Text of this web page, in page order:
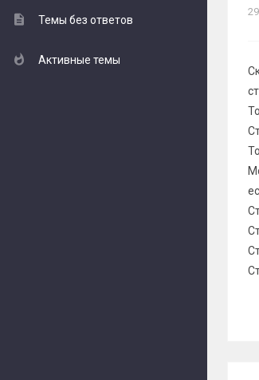
Темы без ответов
Активные темы